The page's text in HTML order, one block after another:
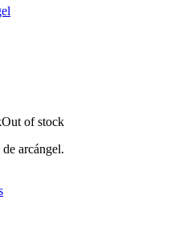
Out of stock
arcángel.